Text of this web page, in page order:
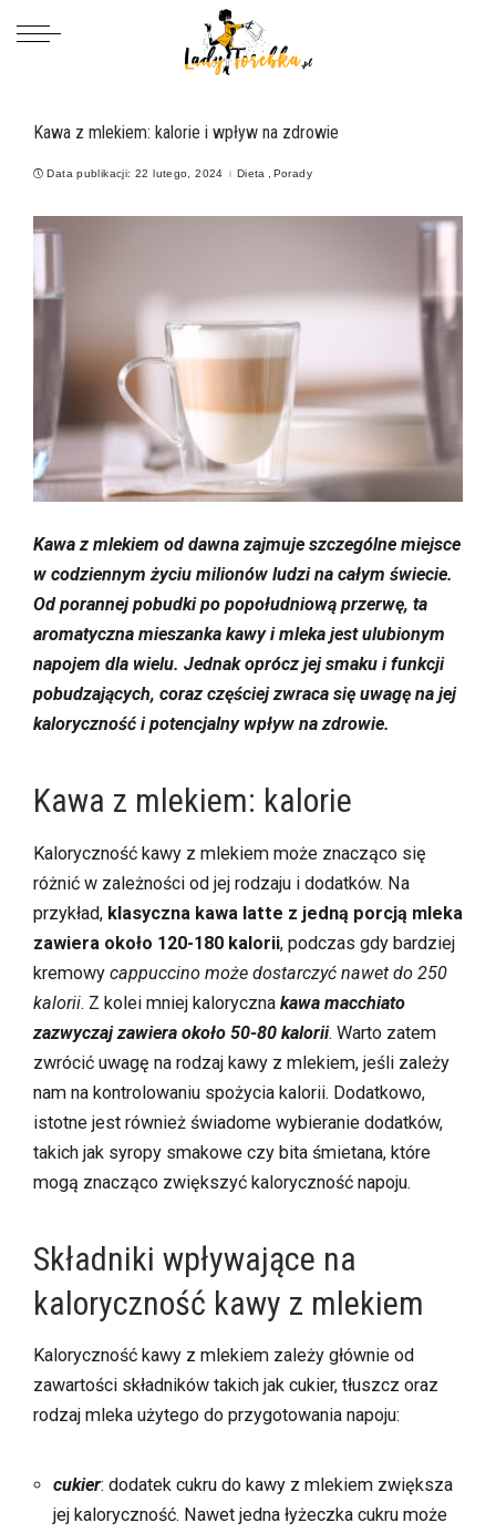
Kawa z mlekiem: kalorie i wpływ na zdrowie
Data publikacji: 22 lutego, 2024 Dieta Porady
Kawa z mlekiem od dawna zajmuje szczególne miejsce
w codziennym życiu milionów ludzi na całym świecie.
Od porannej pobudki po popołudniową przerwę, ta
aromatyczna mieszanka kawy i mleka jest ulubionym
napojem dla wielu. Jednak oprócz jej smaku i funkcji
pobudzających, coraz częściej zwraca się uwagę na jej
kaloryczność i potencjalny wpływ na zdrowie.
Kawa z mlekiem: kalorie
Kaloryczność kawy z mlekiem może znacząco się
różnić w zależności od jej rodzaju i dodatków. Na
przykład, klasyczna kawa latte z jedną porcją mleka
zawiera około 120-180 kalorii, podczas gdy bardziej
kremowy cappuccino może dostarczyć nawet do 250
kalorii. Z kolei mniej kaloryczna kawa macchiato
zazwyczaj zawiera około 50-80 kalorii. Warto zatem
zwrócić uwagę na rodzaj kawy z mlekiem, jeśli zależy
nam na kontrolowaniu spożycia kalorii. Dodatkowo,
istotne jest również świadome wybieranie dodatków,
takich jak syropy smakowe czy bita śmietana, które
mogą znacząco zwiększyć kaloryczność napoju.
Składniki wpływające na
kaloryczność kawy z mlekiem
Kaloryczność kawy z mlekiem zależy głównie od
zawartości składników takich jak cukier, tłuszcz oraz
rodzaj mleka użytego do przygotowania napoju:
cukier: dodatek cukru do kawy z mlekiem zwiększa
jej kaloryczność. Nawet jedna łyżeczka cukru może